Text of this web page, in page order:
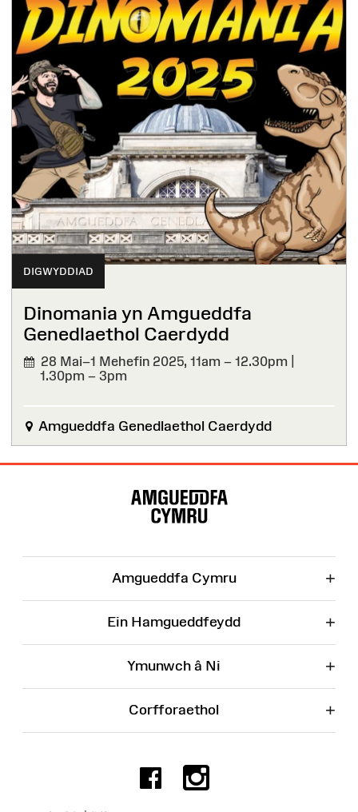
DIGWYDDIAD
Dinomania yn Amgueddfa
Genedlaethol Caerdydd
28 Mai–1 Mehefin 2025, 11am – 12.30pm |
1.30pm – 3pm
Amgueddfa Genedlaethol Caerdydd
Amgueddfa Cymru +
Ein Hamgueddfeydd +
Ymunwch â Ni +
Corfforaethol +
Facebook